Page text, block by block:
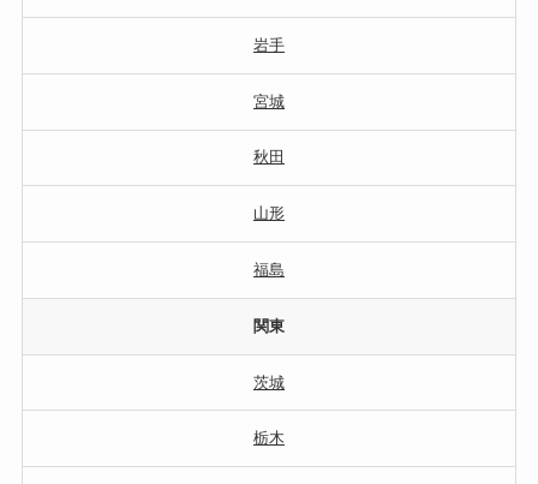
岩手
宮城
秋田
山形
福島
関東
茨城
栃木